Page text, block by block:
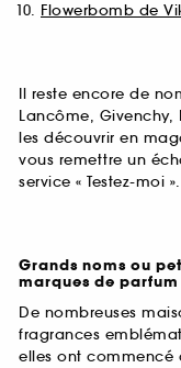
Flowerbomb de
Il reste encore de
Lancôme, Givenchy,
les découvrir en
vous remettre un
service « Testez-moi ».
Grands noms ou
marques de
De nombreuses
fragrances
elles ont commencé